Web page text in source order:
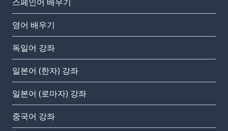
영어 배우기
독일어 강좌
일본어 (한자) 강좌
일본어 (로마자) 강좌
중국어 강좌